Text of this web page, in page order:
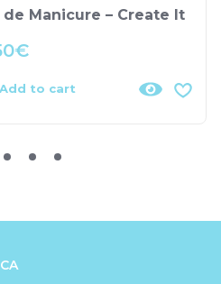
de Manicure – Create It
€
Add to cart